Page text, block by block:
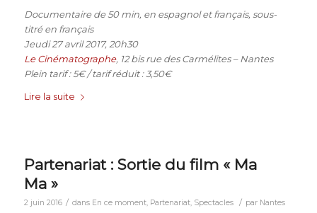
Documentaire de 50 min, en espagnol et français, sous-
titré en français
Jeudi 27 avril 2017, 20h30
Le Cinématographe, 12 bis rue des Carmélites – Nantes
Plein tarif : 5€ / tarif réduit : 3,50€
Lire la suite
Partenariat : Sortie du film « Ma
Ma »
2 juin 2016 / dans En ce moment, Partenariat, Spectacles / par Nantes